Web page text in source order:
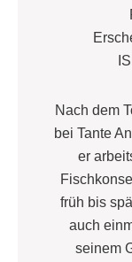
Nach dem
bei Tante
er
früh bis
auch
seinem